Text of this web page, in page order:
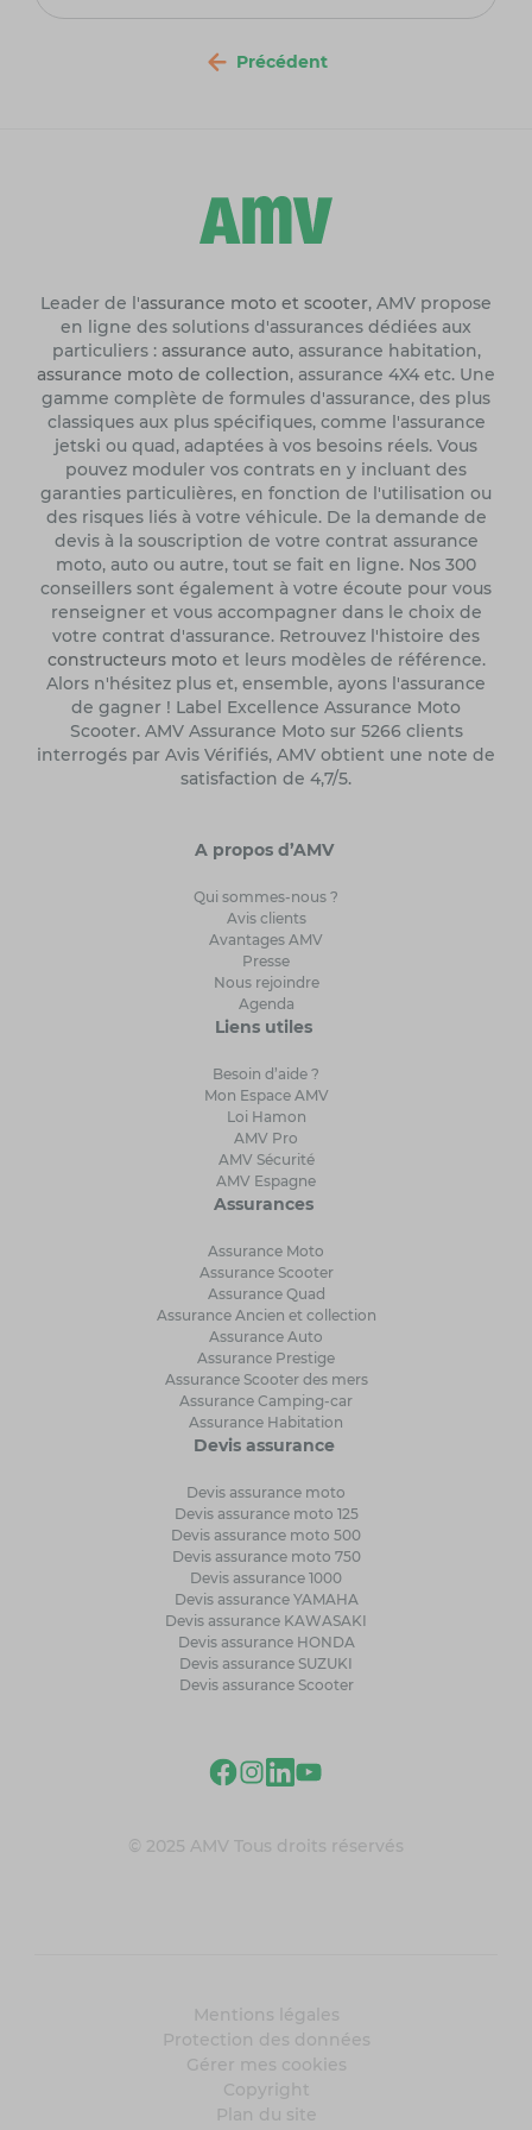
Précédent
Leader de l'assurance moto et scooter, AMV propose
en ligne des solutions d'assurances dédiées aux
particuliers : assurance auto, assurance habitation,
assurance moto de collection, assurance 4X4 etc. Une
gamme complète de formules d'assurance, des plus
classiques aux plus spécifiques, comme l'assurance
jetski ou quad, adaptées à vos besoins réels. Vous
pouvez moduler vos contrats en y incluant des
garanties particulières, en fonction de l'utilisation ou
des risques liés à votre véhicule. De la demande de
devis à la souscription de votre contrat assurance
moto, auto ou autre, tout se fait en ligne. Nos 300
conseillers sont également à votre écoute pour vous
renseigner et vous accompagner dans le choix de
votre contrat d'assurance. Retrouvez l'histoire des
constructeurs motoet leurs modèles de référence.
Alors n'hésitez plus et, ensemble, ayons l'assurance
de gagner ! Label Excellence Assurance Moto
Scooter. AMV Assurance Moto sur 5266 clients
interrogés par Avis Vérifiés, AMV obtient une note de
satisfaction de 4,7/5.
A propos d’AMV
Qui sommes-nous ?
Avis clients
Avantages AMV
Presse
Nous rejoindre
Agenda
Liens utiles
Besoin d’aide ?
Mon Espace AMV
Loi Hamon
AMV Pro
AMV Sécurité
AMV Espagne
Assurances
Assurance Moto
Assurance Scooter
Assurance Quad
Assurance Ancien et collection
Assurance Auto
Assurance Prestige
Assurance Scooter des mers
Assurance Camping-car
Assurance Habitation
Devis assurance
Devis assurance moto
Devis assurance moto 125
Devis assurance moto 500
Devis assurance moto 750
Devis assurance 1000
Devis assurance YAMAHA
Devis assurance KAWASAKI
Devis assurance HONDA
Devis assurance SUZUKI
Devis assurance Scooter
© 2025 AMV Tous droits réservés
Mentions légales
Protection des données
Gérer mes cookies
Copyright
Plan du site